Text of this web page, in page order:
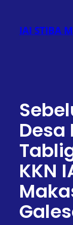
konten
IAI STIBA
KKN